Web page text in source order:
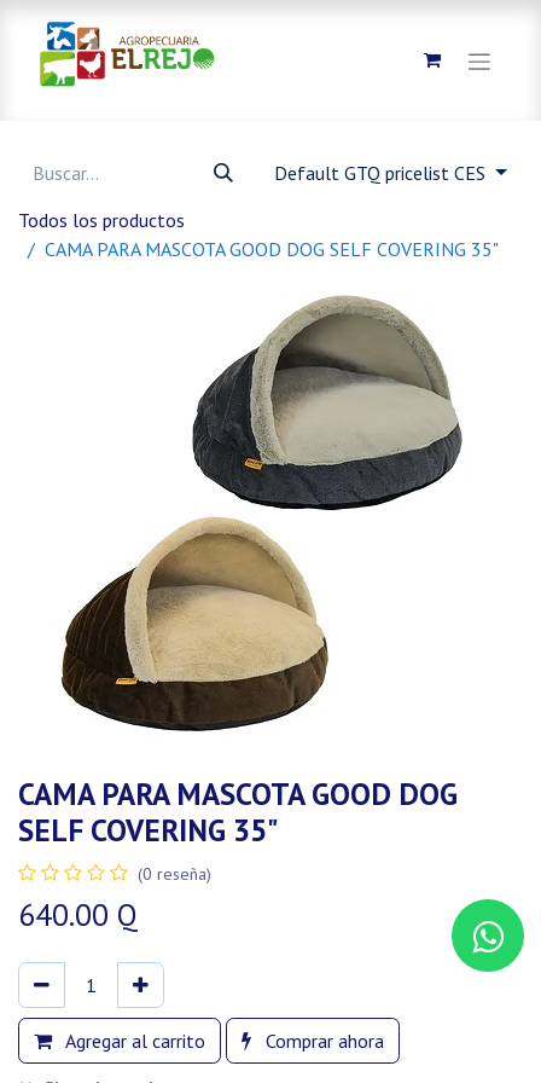
Default GTQ pricelist CES
Todos los productos
CAMA PARA MASCOTA GOOD DOG SELF COVERING 35"
CAMA PARA MASCOTA GOOD DOG
SELF COVERING 35"
(0 reseña)
640.00 Q
Agregar al carrito
Comprar ahora